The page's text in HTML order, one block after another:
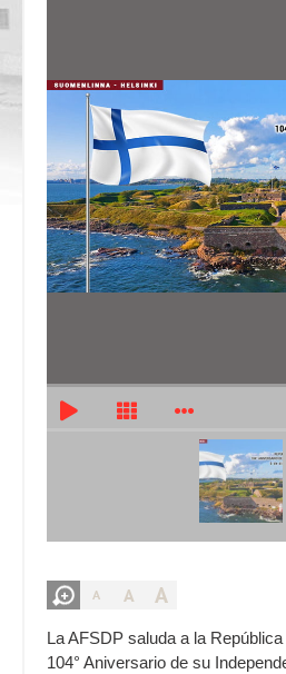
A A A
La AFSDP saluda a la
104° Aniversario de su